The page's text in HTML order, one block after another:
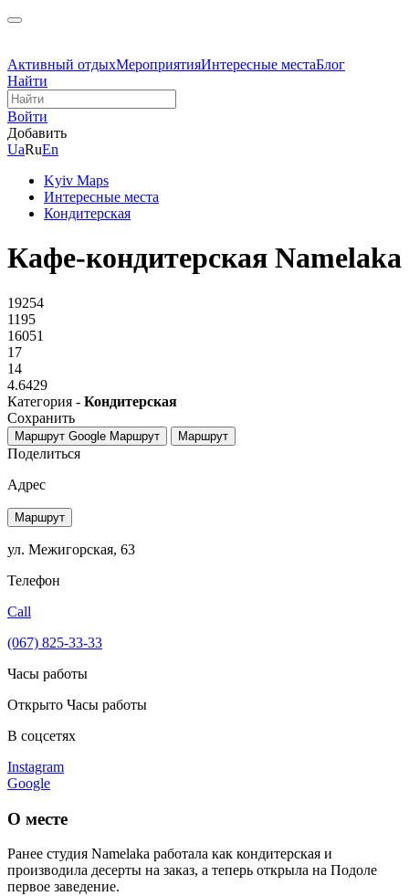
Активный отдыхМероприятияИнтересные местаБлог
Найти
Войти
Добавить
UaRuEn
Kyiv Maps
Интересные места
Кондитерская
Кафе-кондитерская Namelaka
19254
1195
16051
17
14
4.6429
Категория - Кондитерская
Сохранить
Маршрут Google Маршрут Маршрут
Поделиться
Адрес
Маршрут
ул. Межигорская, 63
Телефон
Call
(067) 825-33-33
Часы работы
Открыто Часы работы
В соцсетях
Instagram
Google
О месте
Ранее студия Namelaka работала как кондитерская и
производила десерты на заказ, а теперь открыла на Подоле
первое заведение.